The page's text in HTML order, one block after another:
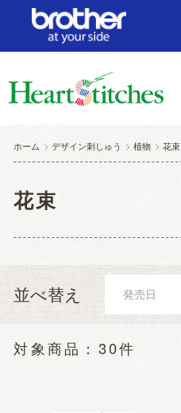
ホーム >デザイン刺しゅう >植物 >花束
花束
並べ替え
30件
ログイン/新規会員登録